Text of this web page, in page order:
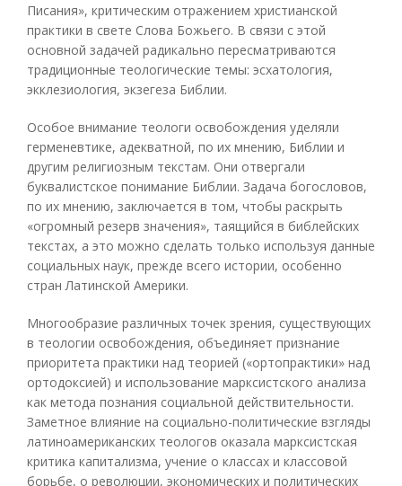
Писания», критическим отражением христианской
практики в свете Слова Божьего. В связи с этой
основной задачей радикально пересматриваются
традиционные теологические темы: эсхатология,
экклезиология, экзегеза Библии.
Особое внимание теологи освобождения уделяли
герменевтике, адекватной, по их мнению, Библии и
другим религиозным текстам. Они отвергали
буквалистское понимание Библии. Задача богословов,
по их мнению, заключается в том, чтобы раскрыть
«огромный резерв значения», таящийся в библейских
текстах, а это можно сделать только используя данные
социальных наук, прежде всего истории, особенно
стран Латинской Америки.
Многообразие различных точек зрения, существующих
в теологии освобождения, объединяет признание
приоритета практики над теорией («ортопрактики» над
ортодоксией) и использование марксистского анализа
как метода познания социальной действительности.
Заметное влияние на социально-политические взгляды
латиноамериканских теологов оказала марксистская
критика капитализма, учение о классах и классовой
борьбе, о революции, экономических и политических